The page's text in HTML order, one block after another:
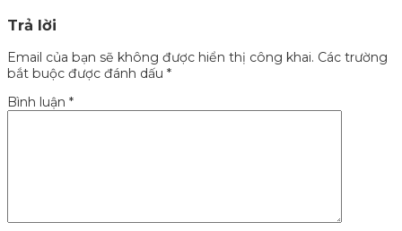
Trả lời
Email của bạn sẽ không được hiển thị công khai. Các trường
bắt buộc được đánh dấu *
Bình luận *